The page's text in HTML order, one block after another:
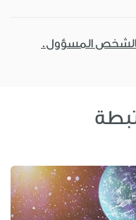
بالشخص المسؤول.